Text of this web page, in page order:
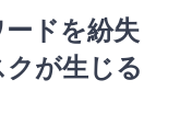
ドを紛失
が生じる